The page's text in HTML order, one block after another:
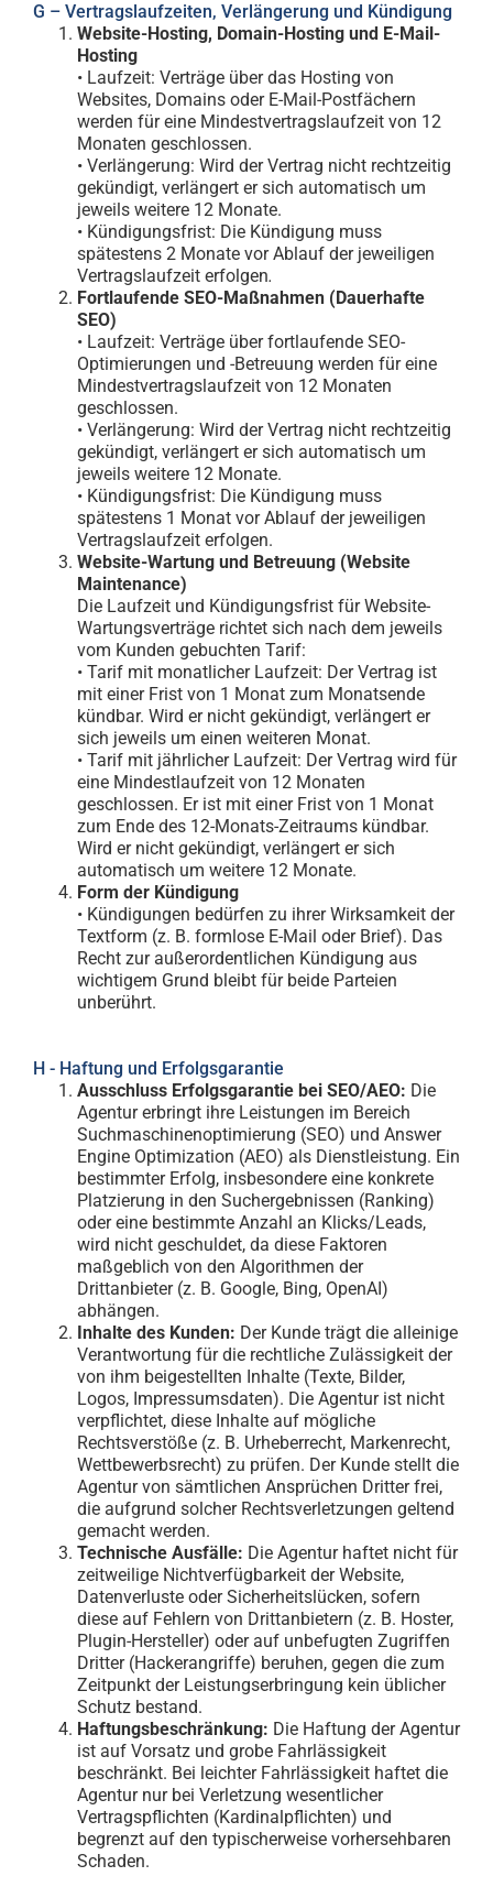
G – Vertragslaufzeiten, Verlängerung und Kündigung
Website-Hosting, Domain-Hosting und E-Mail-
Hosting
• Laufzeit: Verträge über das Hosting von
Websites, Domains oder E-Mail-Postfächern
werden für eine Mindestvertragslaufzeit von 12
Monaten geschlossen.
• Verlängerung: Wird der Vertrag nicht rechtzeitig
gekündigt, verlängert er sich automatisch um
jeweils weitere 12 Monate.
• Kündigungsfrist: Die Kündigung muss
spätestens 2 Monate vor Ablauf der jeweiligen
Vertragslaufzeit erfolgen.
Fortlaufende SEO-Maßnahmen (Dauerhafte
SEO)
• Laufzeit: Verträge über fortlaufende SEO-
Optimierungen und -Betreuung werden für eine
Mindestvertragslaufzeit von 12 Monaten
geschlossen.
• Verlängerung: Wird der Vertrag nicht rechtzeitig
gekündigt, verlängert er sich automatisch um
jeweils weitere 12 Monate.
• Kündigungsfrist: Die Kündigung muss
spätestens 1 Monat vor Ablauf der jeweiligen
Vertragslaufzeit erfolgen.
Website-Wartung und Betreuung (Website
Maintenance)
Die Laufzeit und Kündigungsfrist für Website-
Wartungsverträge richtet sich nach dem jeweils
vom Kunden gebuchten Tarif:
• Tarif mit monatlicher Laufzeit: Der Vertrag ist
mit einer Frist von 1 Monat zum Monatsende
kündbar. Wird er nicht gekündigt, verlängert er
sich jeweils um einen weiteren Monat.
• Tarif mit jährlicher Laufzeit: Der Vertrag wird für
eine Mindestlaufzeit von 12 Monaten
geschlossen. Er ist mit einer Frist von 1 Monat
zum Ende des 12-Monats-Zeitraums kündbar.
Wird er nicht gekündigt, verlängert er sich
automatisch um weitere 12 Monate.
Form der Kündigung
• Kündigungen bedürfen zu ihrer Wirksamkeit der
Textform (z. B. formlose E-Mail oder Brief). Das
Recht zur außerordentlichen Kündigung aus
wichtigem Grund bleibt für beide Parteien
unberührt.
H - Haftung und Erfolgsgarantie
Ausschluss Erfolgsgarantie bei SEO/AEO: Die
Agentur erbringt ihre Leistungen im Bereich
Suchmaschinenoptimierung (SEO) und Answer
Engine Optimization (AEO) als Dienstleistung. Ein
bestimmter Erfolg, insbesondere eine konkrete
Platzierung in den Suchergebnissen (Ranking)
oder eine bestimmte Anzahl an Klicks/Leads,
wird nicht geschuldet, da diese Faktoren
maßgeblich von den Algorithmen der
Drittanbieter (z. B. Google, Bing, OpenAI)
abhängen.
Inhalte des Kunden: Der Kunde trägt die alleinige
Verantwortung für die rechtliche Zulässigkeit der
von ihm beigestellten Inhalte (Texte, Bilder,
Logos, Impressumsdaten). Die Agentur ist nicht
verpflichtet, diese Inhalte auf mögliche
Rechtsverstöße (z. B. Urheberrecht, Markenrecht,
Wettbewerbsrecht) zu prüfen. Der Kunde stellt die
Agentur von sämtlichen Ansprüchen Dritter frei,
die aufgrund solcher Rechtsverletzungen geltend
gemacht werden.
Technische Ausfälle: Die Agentur haftet nicht für
zeitweilige Nichtverfügbarkeit der Website,
Datenverluste oder Sicherheitslücken, sofern
diese auf Fehlern von Drittanbietern (z. B. Hoster,
Plugin-Hersteller) oder auf unbefugten Zugriffen
Dritter (Hackerangriffe) beruhen, gegen die zum
Zeitpunkt der Leistungserbringung kein üblicher
Schutz bestand.
Haftungsbeschränkung: Die Haftung der Agentur
ist auf Vorsatz und grobe Fahrlässigkeit
beschränkt. Bei leichter Fahrlässigkeit haftet die
Agentur nur bei Verletzung wesentlicher
Vertragspflichten (Kardinalpflichten) und
begrenzt auf den typischerweise vorhersehbaren
Schaden.